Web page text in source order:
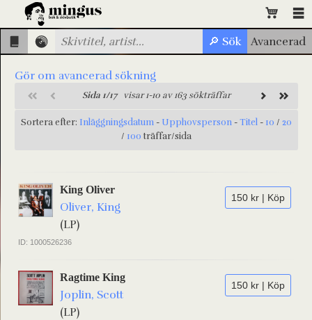
Gör om avancerad sökning
Sida 1/17visar 1-10 av 163 sökträffar
Sortera efter: Inläggningsdatum - Upphovsperson -Titel - 10 / 20
/ 100 träffar/sida
150 kr | Köp
King Oliver
Oliver, King
(LP)
ID: 1000526236
150 kr | Köp
Ragtime King
Joplin, Scott
(LP)